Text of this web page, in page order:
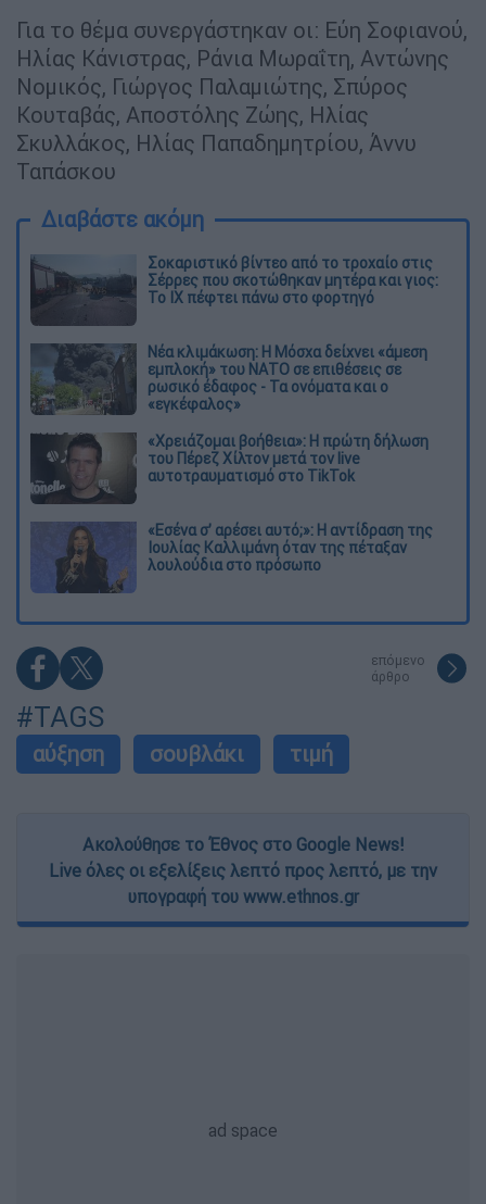
Για το θέμα συνεργάστηκαν οι: Εύη Σοφιανού,
Ηλίας Κάνιστρας, Ράνια Μωραΐτη, Αντώνης
Νομικός, Γιώργος Παλαμιώτης, Σπύρος
Κουταβάς, Αποστόλης Ζώης, Ηλίας
Σκυλλάκος, Ηλίας Παπαδημητρίου, Άννυ
Ταπάσκου
Διαβάστε ακόμη
Σοκαριστικό βίντεο από το τροχαίο στις
Σέρρες που σκοτώθηκαν μητέρα και γιος:
Το ΙΧ πέφτει πάνω στο φορτηγό
Νέα κλιμάκωση: Η Μόσχα δείχνει «άμεση
εμπλοκή» του ΝΑΤΟ σε επιθέσεις σε
ρωσικό έδαφος - Τα ονόματα και ο
«εγκέφαλος»
«Χρειάζομαι βοήθεια»: Η πρώτη δήλωση
του Πέρεζ Χίλτον μετά τον live
αυτοτραυματισμό στο TikTok
«Εσένα σ’ αρέσει αυτό;»: Η αντίδραση της
Ιουλίας Καλλιμάνη όταν της πέταξαν
λουλούδια στο πρόσωπο
επόμενο
άρθρο
#TAGS
αύξηση σουβλάκι τιμή
Ακολούθησε το Έθνος στο Google News!
Live όλες οι εξελίξεις λεπτό προς λεπτό, με την
υπογραφή του www.ethnos.gr